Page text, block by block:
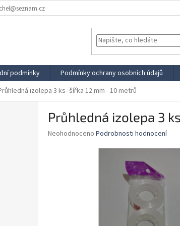
podmínky Podmínky ochrany osobních údajů
izolepa 3 ks- šířka 12 mm - 10 metrů
Průhledná izolepa 3
Průměrné
Neohodnoceno Podrobnosti hodnocení